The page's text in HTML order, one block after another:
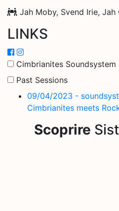
Jah Moby, Svend Irie, Jah
LINKS
Cimbrianites Soundsystem
Past Sessions
09/04/2023 -
Cimbrianites meets
Scoprire